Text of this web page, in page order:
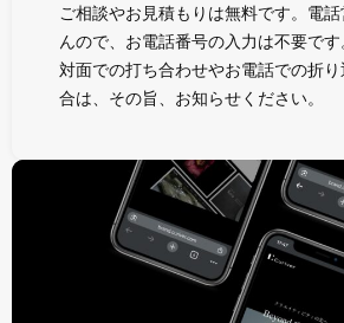
ご相談やお見積もりは無料です。電
んので、お電話番号の入力は不要です
対面での打ち合わせやお電話での折
合は、その旨、お知らせください。